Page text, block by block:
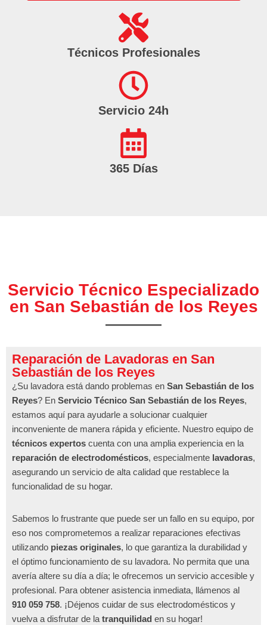
Técnicos Profesionales
Servicio 24h
365 Días
Servicio Técnico Especializado
en San Sebastián de los Reyes
Reparación de Lavadoras en San
Sebastián de los Reyes
¿Su lavadora está dando problemas en San Sebastián de los
Reyes? En Servicio Técnico San Sebastián de los Reyes,
estamos aquí para ayudarle a solucionar cualquier
inconveniente de manera rápida y eficiente. Nuestro equipo de
técnicos expertos cuenta con una amplia experiencia en la
reparación de electrodomésticos, especialmente lavadoras,
asegurando un servicio de alta calidad que restablece la
funcionalidad de su hogar.
Sabemos lo frustrante que puede ser un fallo en su equipo, por
eso nos comprometemos a realizar reparaciones efectivas
utilizando piezas originales, lo que garantiza la durabilidad y
el óptimo funcionamiento de su lavadora. No permita que una
avería altere su día a día; le ofrecemos un servicio accesible y
profesional. Para obtener asistencia inmediata, llámenos al
910 059 758. ¡Déjenos cuidar de sus electrodomésticos y
vuelva a disfrutar de la tranquilidad en su hogar!